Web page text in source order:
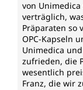
von
verträglich,
Präparaten so
OPC-Kapseln
Unimedica
zufrieden, die
wesentlich
Franz, die wir